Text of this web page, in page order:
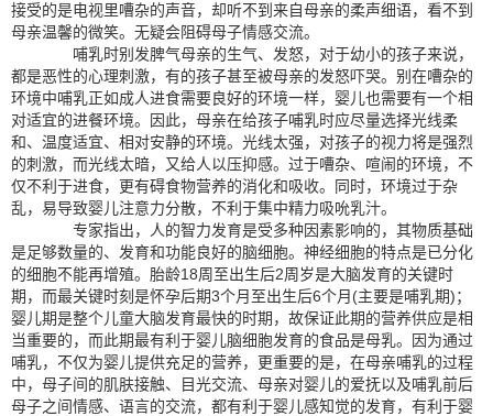
接受的是电视里嘈杂的声音，却听不到来自母亲的柔声细语，看不到
母亲温馨的微笑。无疑会阻碍母子情感交流。
哺乳时别发脾气母亲的生气、发怒，对于幼小的孩子来说，
都是恶性的心理刺激，有的孩子甚至被母亲的发怒吓哭。别在嘈杂的
环境中哺乳正如成人进食需要良好的环境一样，婴儿也需要有一个相
对适宜的进餐环境。因此，母亲在给孩子哺乳时应尽量选择光线柔
和、温度适宜、相对安静的环境。光线太强，对孩子的视力将是强烈
的刺激，而光线太暗，又给人以压抑感。过于嘈杂、喧闹的环境，不
仅不利于进食，更有碍食物营养的消化和吸收。同时，环境过于杂
乱，易导致婴儿注意力分散，不利于集中精力吸吮乳汁。
专家指出，人的智力发育是受多种因素影响的，其物质基础
是足够数量的、发育和功能良好的脑细胞。神经细胞的特点是已分化
的细胞不能再增殖。胎龄18周至出生后2周岁是大脑发育的关键时
期，而最关键时刻是怀孕后期3个月至出生后6个月(主要是哺乳期)；
婴儿期是整个儿童大脑发育最快的时期，故保证此期的营养供应是相
当重要的，而此期最有利于婴儿脑细胞发育的食品是母乳。因为通过
哺乳，不仅为婴儿提供充足的营养，更重要的是，在母亲哺乳的过程
中，母子间的肌肤接触、目光交流、母亲对婴儿的爱抚以及哺乳前后
母子之间情感、语言的交流，都有利于婴儿感知觉的发育，有利于婴